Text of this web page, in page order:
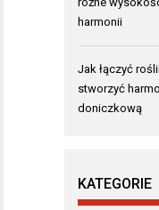
harmonii
Jak łączyć
stworzyć
doniczkową
KATEGORIE